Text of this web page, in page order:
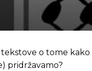
o tome
pridržavamo?